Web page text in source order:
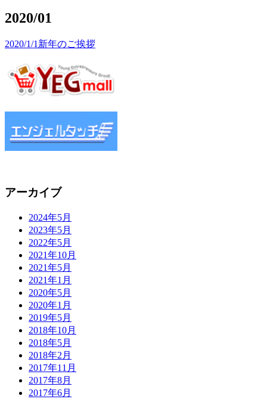
2020/01
2020/1/1 新年のご挨拶
アーカイブ
2024年5月
2023年5月
2022年5月
2021年10月
2021年5月
2021年1月
2020年5月
2020年1月
2019年5月
2018年10月
2018年5月
2018年2月
2017年11月
2017年8月
2017年6月